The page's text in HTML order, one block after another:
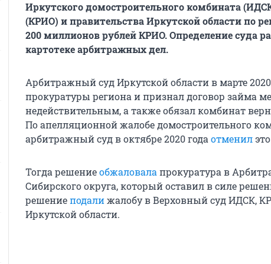
Иркутского домостроительного комбината
(КРИО) и правительства Иркутской области по
200 миллионов рублей КРИО. Определение суда
картотеке арбитражных дел.
Арбитражный суд Иркутской области в марте 2020
прокуратуры региона и признал договор займа
недействительным, а также обязал комбинат
По апелляционной жалобе домостроительного
арбитражный суд в октябре 2020 года отменил
Тогда решениеобжаловала прокуратура в
Сибирского округа, который оставил в силе
решениеподалижалобу в Верховный суд ИДСК,
Иркутской области.